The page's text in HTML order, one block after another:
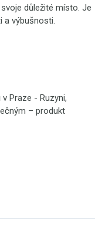
důležité místo. Je
a výbušnosti.
Praze - Ruzyni,
– produkt